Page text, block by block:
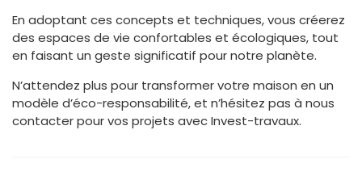
En adoptant ces concepts et techniques, vous créerez
des espaces de vie confortables et écologiques, tout
en faisant un geste significatif pour notre planète.
N’attendez plus pour transformer votre maison en un
modèle d’éco-responsabilité, et n’hésitez pas à nous
contacter pour vos projets avec Invest-travaux.